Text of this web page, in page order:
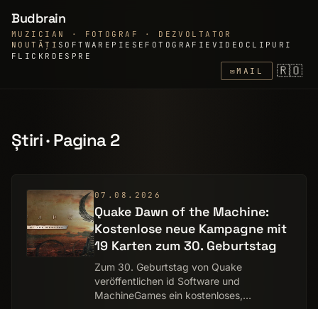
Budbrain
MUZICIAN · FOTOGRAF · DEZVOLTATOR
NOUTĂȚI SOFTWARE PIESE FOTOGRAFIE VIDEOCLIPURI
FLICKR DESPRE
✉MAIL 🇷🇴
Știri · Pagina 2
07.08.2026
Quake Dawn of the Machine:
Kostenlose neue Kampagne mit
19 Karten zum 30. Geburtstag
Zum 30. Geburtstag von Quake
veröffentlichen id Software und
MachineGames ein kostenloses,